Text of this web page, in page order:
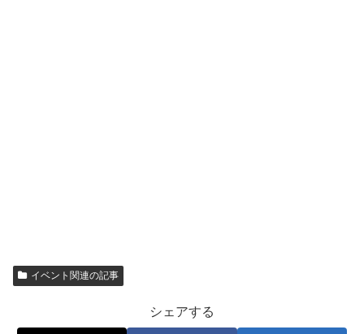
イベント関連の記事
シェアする